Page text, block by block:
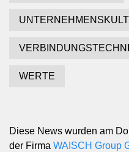
WERTE
Diese News wurden am
der Firma WAISCH Group